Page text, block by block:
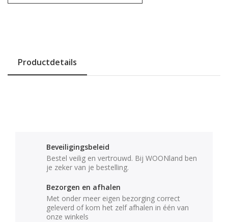
Productdetails
Beveiligingsbeleid
Bestel veilig en vertrouwd. Bij WOONland ben
je zeker van je bestelling.
Bezorgen en afhalen
Met onder meer eigen bezorging correct
geleverd of kom het zelf afhalen in één van
onze winkels